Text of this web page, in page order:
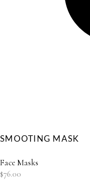
SMOOTING MASK
Face Masks
$76.00